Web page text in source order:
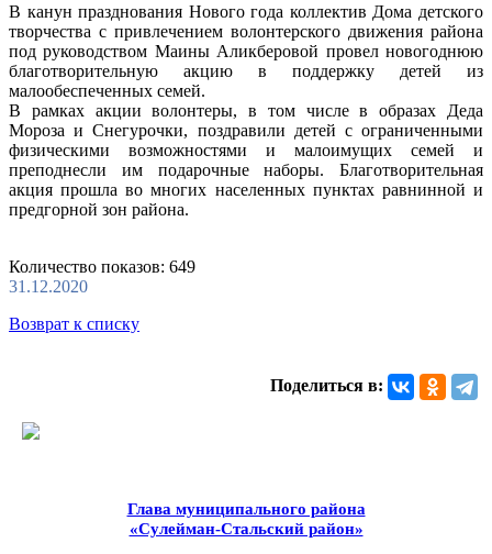
В канун празднования Нового года коллектив Дома детского
творчества с привлечением волонтерского движения района
под руководством Маины Аликберовой провел новогоднюю
благотворительную акцию в поддержку детей из
малообеспеченных семей.
В рамках акции волонтеры, в том числе в образах Деда
Мороза и Снегурочки, поздравили детей с ограниченными
физическими возможностями и малоимущих семей и
преподнесли им подарочные наборы. Благотворительная
акция прошла во многих населенных пунктах равнинной и
предгорной зон района.
Количество показов: 649
31.12.2020
Возврат к списку
Поделиться в:
Глава муниципального района
«Сулейман-Стальский район»